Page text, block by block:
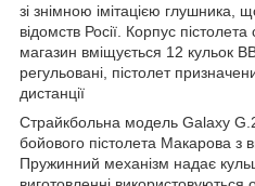
зі знімною імітацією глушника,
відомств Росії. Корпус
магазин вміщується 12 кульок
регульовані, пістолет
дистанції
Страйкбольна модель Galaxy
бойового пістолета Макарова з
Пружинний механізм надає